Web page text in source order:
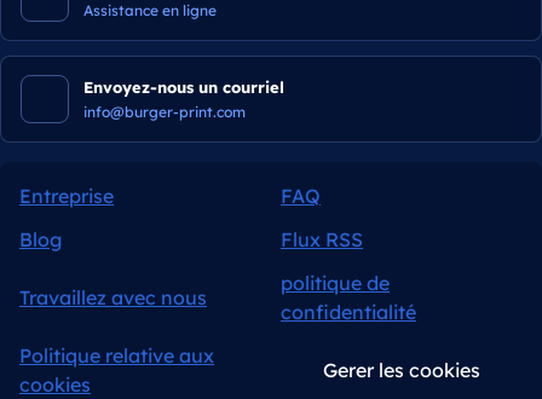
Assistance en ligne
Envoyez-nous un courriel
info@burger-print.com
Entreprise
FAQ
Blog
Flux RSS
Travaillez avec nous
politique de
confidentialité
Politique relative aux
cookies
Gerer les cookies